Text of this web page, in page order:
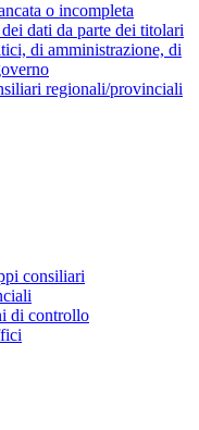
o incompleta
dati da parte dei titolari
di amministrazione, di
regionali/provinciali
consiliari
di controllo